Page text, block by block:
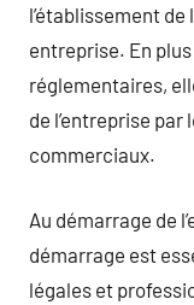
l’établissement de
entreprise. En
réglementaires,
de l’entreprise
commerciaux.
Au démarrage de
démarrage est
légales et